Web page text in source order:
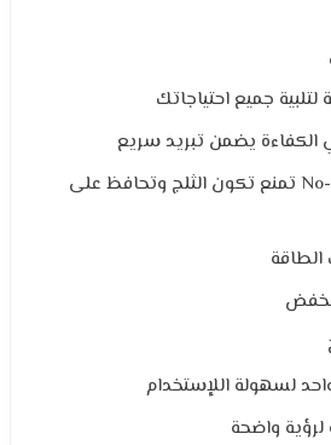
جميع احتياجاتك
يضمن تبريد سريع
تقنية التبريد No-Frost تمنع تكون الثلج وتحافظ على
لسهولة اللإستخدام
لرؤية واضحة